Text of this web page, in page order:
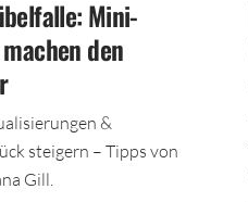
Mini-
den
&
steigern – Tipps von
Gill.